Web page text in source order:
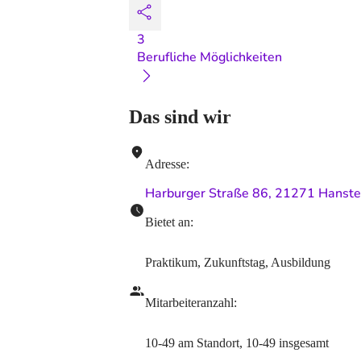
3
Berufliche Möglichkeiten
Das sind wir
Adresse:
Harburger Straße 86, 21271
Bietet an:
Praktikum, Zukunftstag, Ausbildung
Mitarbeiteranzahl:
10-49 am Standort, 10-49 insgesamt